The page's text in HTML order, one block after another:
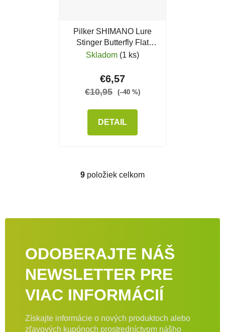
Pilker SHIMANO Lure
Stinger Butterfly Flat
Light, Red Gold
Skladom (1 ks)
€6,57
€10,95 (–40 %)
DETAIL
Ovládacie prvky výpisu
9 položiek celkom
ODOBERAJTE NÁŠ
NEWSLETTER PRE
VIAC INFORMÁCIÍ
Získajte informácie o nových produktoch alebo
zľavových kupónoch prostredníctvom nášho